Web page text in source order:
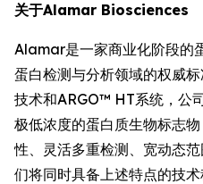
关于Alamar Biosciences
Alamar是一家商业化阶段的
蛋白检测与分析领域的权威
技术和ARGO™ HT系统，公
极低浓度的蛋白质生物标志
性、灵活多重检测、宽动态
们将同时具备上述特点的技